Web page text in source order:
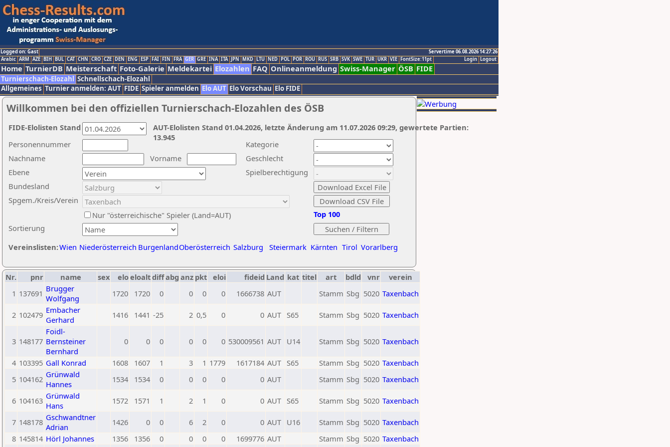
Logged on: Gast
Servertime 06.08.2026 14:27:26
Logout
Login
Arabic ARM AZE BIH BUL CAT CHN CRO CZE DEN ENG ESP FAI FIN FRA GER GRE INA ITA JPN MKD LTU NED POL POR ROU RUS SRB SVK SWE TUR UKR VIE FontSize:11pt
Home TurnierDB Meisterschaft Foto-Galerie Meldekartei Elozahlen FAQ Onlineanmeldung Swiss-Manager ÖSB FIDE
Turnierschach-Elozahl Schnellschach-Elozahl
Allgemeines Turnier anmelden: AUT FIDE Spieler anmelden Elo AUT Elo Vorschau Elo FIDE
Willkommen bei den offiziellen Turnierschach-Elozahlen des ÖSB
Nachname
Vorname
Ebene
Kategorie
Sortierung
Personennummer
Bundesland
Spgem./Kreis/Verein
Geschlecht
Nur "österreichische" Spieler (Land=AUT)
Spielberechtigung
Vereinslisten:Wien Niederösterreich BurgenlandOberösterreich Salzburg Steiermark Kärnten Tirol Vorarlberg
Top 100
AUT-Elolisten Stand 01.04.2026, letzte Änderung am 11.07.2026 09:29, gewertete Partien:
13.945
FIDE-Elolisten Stand
Nr. pnr name sex eloeloaltdiffabg anz pkt eloi fideid Land kat titel art bdld vnr
verein
1 137691 Brugger
Wolfgang
1720 1720 0 0 0 0 1666738 AUT Stamm Sbg 5020 Taxenbach
2 102479 Embacher
Gerhard
1416 1441 -25 2 0,5 0 0 AUT S65 Stamm Sbg 5020 Taxenbach
3 148177
Foidl-
Bernsteiner
Bernhard
0 0 0 0 0 0 530009561 AUT U14 Stamm Sbg 5020 Taxenbach
4 103395 Gall Konrad 1608 1607 1 3 1 1779 1617184 AUT S65 Stamm Sbg 5020 Taxenbach
5 104162 Grünwald
Hannes
1534 1534 0 0 0 0 0 AUT Stamm Sbg 5020 Taxenbach
6 104163 Grünwald
Hans
1572 1571 1 2 1 0 0 AUT S65 Stamm Sbg 5020 Taxenbach
7 148178 Gschwandtner
Adrian
1426 0 0 6 2 0 0 AUT U16 Stamm Sbg 5020 Taxenbach
8 145814 Hörl Johannes 1356 1356 0 0 0 0 1699776 AUT Stamm Sbg 5020 Taxenbach